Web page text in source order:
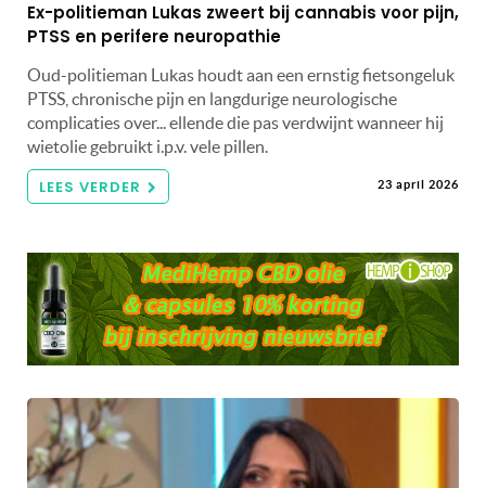
Ex-politieman Lukas zweert bij cannabis voor pijn,
PTSS en perifere neuropathie
Oud-politieman Lukas houdt aan een ernstig fietsongeluk
PTSS, chronische pijn en langdurige neurologische
complicaties over... ellende die pas verdwijnt wanneer hij
wietolie gebruikt i.p.v. vele pillen.
LEES VERDER 23 april 2026